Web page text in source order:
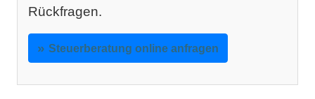
Rückfragen.
Steuerberatung online anfragen